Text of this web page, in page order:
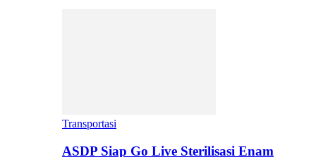
Transportasi
ASDP Siap Go Live Sterilisasi Enam